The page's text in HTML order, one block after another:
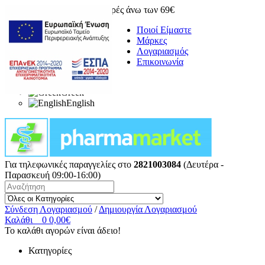
Δωρεάν μεταφορικά για αγορές άνω των 69€
Ποιοί Είμαστε
Μάρκες
Λογαριασμός
Επικοινωνία
Greek
English
Για τηλεφωνικές παραγγελίες στο 2821003084 (Δευτέρα -
Παρασκευή 09:00-16:00)
Σύνδεση Λογαριασμού / Δημιουργία Λογαριασμού
Καλάθι
0 0,00€
Το καλάθι αγορών είναι άδειο!
Κατηγορίες